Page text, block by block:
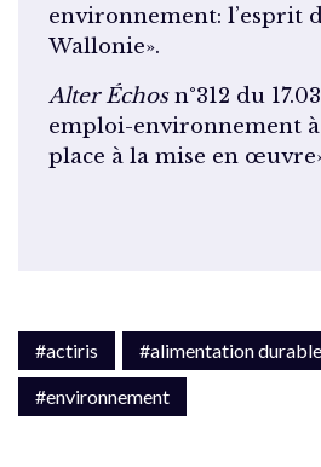
environnement: l’esprit
Wallonie».
Alter Échosn°312 du
emploi-environnement
place à la mise en
#actiris #alimentation durable
#environnement